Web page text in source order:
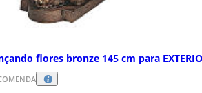
flores bronze 145 cm para